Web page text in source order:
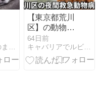
【東京都荒川
区】の動物病
院で夜間救急
OKはココ！万
が一の事態に
64日前
キャバリアでルビーなコジロウの犬生ブログ-前立腺ガンを克服-